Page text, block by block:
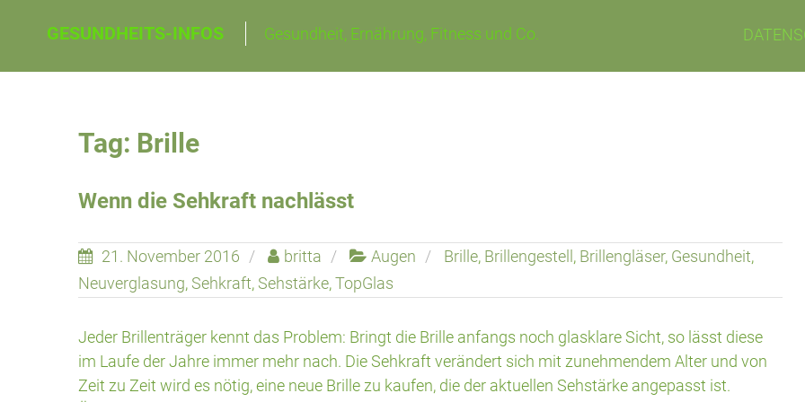
GESUNDHEITS-INFOS Gesundheit, Ernährung, Fitness und Co.
Tag: Brille
Wenn die Sehkraft nachlässt
21. November 2016 britta Augen Brille, Brillengestell , Brillengläser, Gesundheit,
Neuverglasung, Sehkraft, Sehstärke,TopGlas
Jeder Brillenträger kennt das Problem: Bringt die Brille anfangs noch glasklare Sicht, so lässt diese
im Laufe der Jahre immer mehr nach. Die Sehkraft verändert sich mit zunehmendem Alter und von
Zeit zu Zeit wird es nötig, eine neue Brille zu kaufen, die der aktuellen Sehstärke angepasst ist.